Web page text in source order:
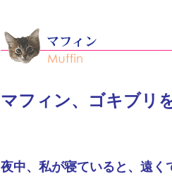
マフィン、ゴキブリ
夜中、私が寝ていると、遠く